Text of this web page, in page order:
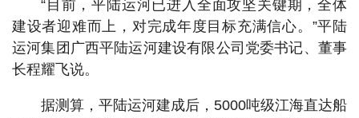
“目前，平陆运河已进入全面攻坚关键期，全体
建设者迎难而上，对完成年度目标充满信心。”平陆
运河集团广西平陆运河建设有限公司党委书记、董事
长程耀飞说。
据测算，平陆运河建成后，5000吨级江海直达船